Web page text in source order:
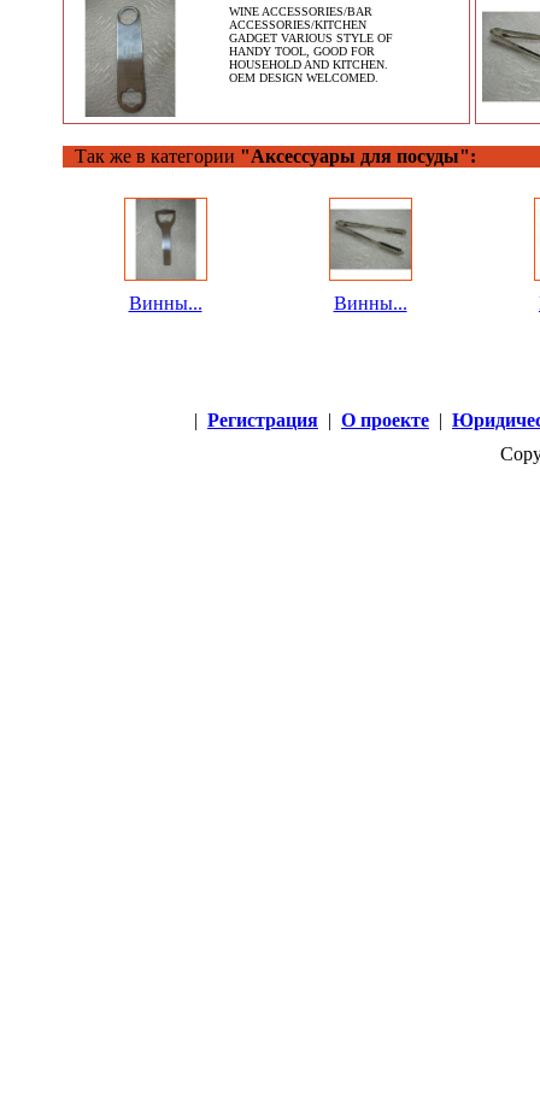
WINE ACCESSORIES/BAR
ACCESSORIES/KITCHEN
GADGET VARIOUS STYLE OF
HANDY TOOL, GOOD FOR
HOUSEHOLD AND KITCHEN.
OEM DESIGN WELCOMED.
Так же в категории "Аксессуары для посуды":
Винны... Винны...
| Регистрация | О проекте |